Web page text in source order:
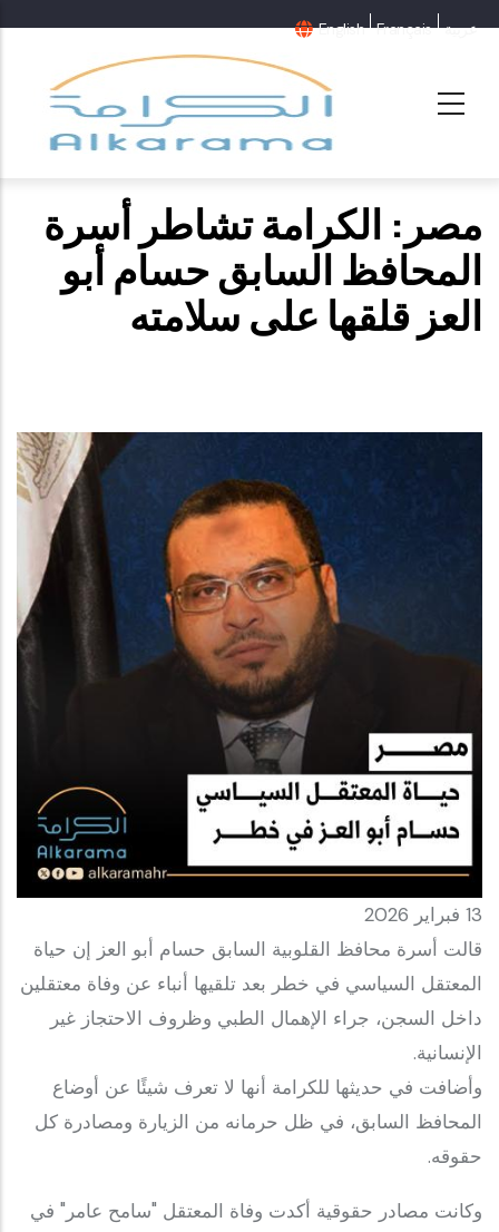
English Français عربية
مصر: الكرامة تشاطر أسرة
المحافظ السابق حسام أبو
العز قلقها على سلامته
13 فبراير 2026
قالت أسرة محافظ القلوبية السابق حسام أبو العز إن حياة
المعتقل السياسي في خطر بعد تلقيها أنباء عن وفاة معتقلين
داخل السجن، جراء الإهمال الطبي وظروف الاحتجاز غير
الإنسانية.
وأضافت في حديثها للكرامة أنها لا تعرف شيئًا عن أوضاع
المحافظ السابق، في ظل حرمانه من الزيارة ومصادرة كل
حقوقه.
وكانت مصادر حقوقية أكدت وفاة المعتقل "سامح عامر" في